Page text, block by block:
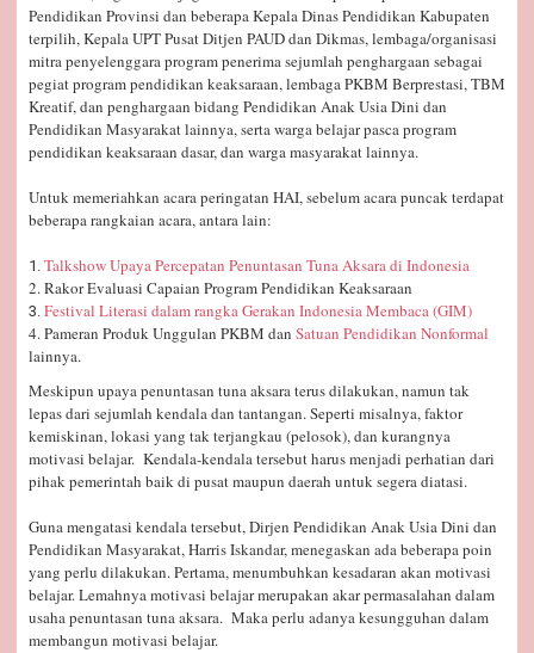
Pendidikan Provinsi dan beberapa Kepala Dinas Pendidikan Kabupaten
terpilih, Kepala UPT Pusat Ditjen PAUD dan Dikmas, lembaga/organisasi
mitra penyelenggara program penerima sejumlah penghargaan sebagai
pegiat program pendidikan keaksaraan, lembaga PKBM Berprestasi, TBM
Kreatif, dan penghargaan bidang Pendidikan Anak Usia Dini dan
Pendidikan Masyarakat lainnya, serta warga belajar pasca program
pendidikan keaksaraan dasar, dan warga masyarakat lainnya.
Untuk memeriahkan acara peringatan HAI, sebelum acara puncak terdapat
beberapa rangkaian acara, antara lain:
1. Talkshow Upaya Percepatan Penuntasan Tuna Aksara di Indonesia
2. Rakor Evaluasi Capaian Program Pendidikan Keaksaraan
3. Festival Literasi dalam rangka Gerakan Indonesia Membaca (GIM)
4. Pameran Produk Unggulan PKBM dan Satuan Pendidikan Nonformal
lainnya.
Meskipun upaya penuntasan tuna aksara terus dilakukan, namun tak
lepas dari sejumlah kendala dan tantangan. Seperti misalnya, faktor
kemiskinan, lokasi yang tak terjangkau (pelosok), dan kurangnya
motivasi belajar. Kendala-kendala tersebut harus menjadi perhatian dari
pihak pemerintah baik di pusat maupun daerah untuk segera diatasi.
Guna mengatasi kendala tersebut, Dirjen Pendidikan Anak Usia Dini dan
Pendidikan Masyarakat, Harris Iskandar, menegaskan ada beberapa poin
yang perlu dilakukan. Pertama, menumbuhkan kesadaran akan motivasi
belajar. Lemahnya motivasi belajar merupakan akar permasalahan dalam
usaha penuntasan tuna aksara. Maka perlu adanya kesungguhan dalam
membangun motivasi belajar.